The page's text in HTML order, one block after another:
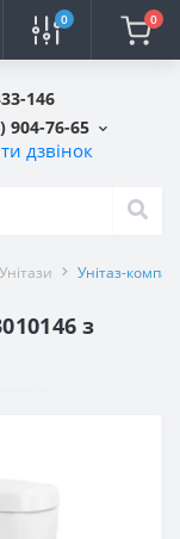
0 0
146
904-76-65
дзвінок
Унітази Унітаз-
з